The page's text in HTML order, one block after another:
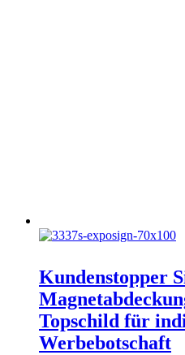
Kundenstopper
Topschild für
Werbebotschaft